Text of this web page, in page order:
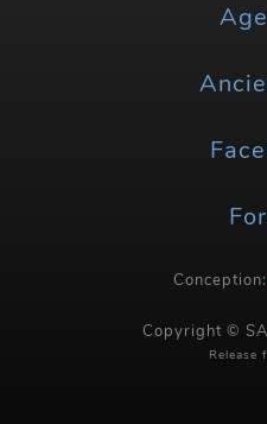
Conception:
Copyright ©
Release